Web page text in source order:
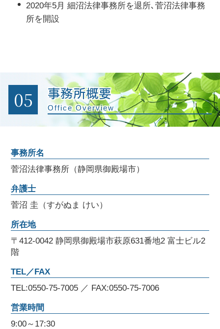
2020年5月 細沼法律事務所を退所､菅沼法律事務
所を開設
05 事務所概要
Office Overview
事務所名
菅沼法律事務所（静岡県御殿場市）
弁護士
菅沼 圭（すがぬま けい）
所在地
〒412-0042 静岡県御殿場市萩原631番地2 富士ビル2
階
TEL／FAX
TEL:0550-75-7005 ／ FAX:0550-75-7006
営業時間
9:00～17:30